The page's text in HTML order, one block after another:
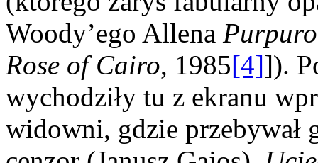
Woody’ego Allena
Rose of Cairo, 1985[4]]).
wychodziły tu z ekranu
widowni, gdzie przebywał